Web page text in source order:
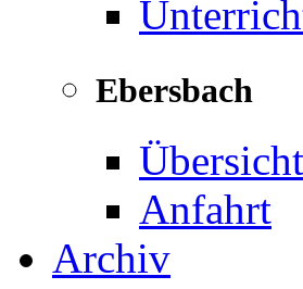
Ebersbach
Übersicht
Anfahrt
Archiv